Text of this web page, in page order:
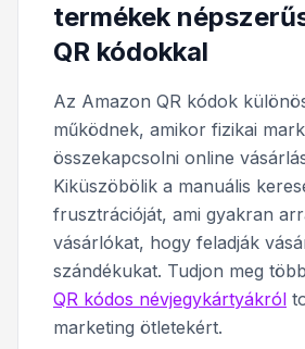
termékek
QR kódokkal
Az Amazon QR kódok
működnek, amikor fizikai
összekapcsolni online
Kiküszöbölik a manuális
frusztrációját, ami gyakran
vásárlókat, hogy feladják
szándékukat. Tudjon meg
QR kódos névjegykártyákról
marketing ötletekért.